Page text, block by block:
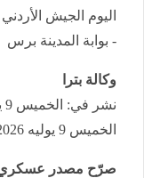
- بوابة المدينة برس
وكالة بترا
الخميس 9 يوليه 2026 - 2:28 م
صرّح مصدر عسكري